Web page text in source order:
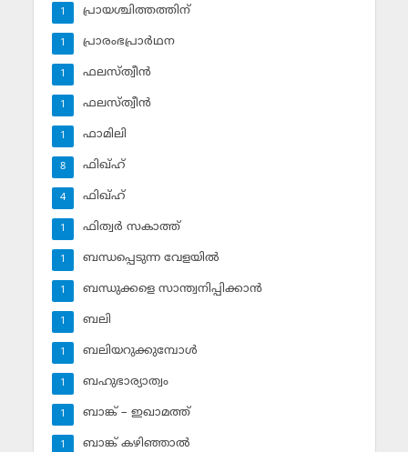
പ്രായശ്ചിത്തത്തിന്
1
പ്രാരംഭപ്രാര്‍ഥന
1
ഫലസ്ത്വീൻ
1
ഫലസ്ത്വീൻ
1
ഫാമിലി
1
ഫിഖ്ഹ്
8
ഫിഖ്ഹ്‌
4
ഫിത്വര്‍ സകാത്ത്‌
1
ബന്ധപ്പെടുന്ന വേളയില്‍
1
ബന്ധുക്കളെ സാന്ത്വനിപ്പിക്കാന്‍
1
ബലി
1
ബലിയറുക്കുമ്പോള്‍
1
ബഹുഭാര്യാത്വം
1
ബാങ്ക് – ഇഖാമത്ത്
1
ബാങ്ക് കഴിഞ്ഞാല്‍
1